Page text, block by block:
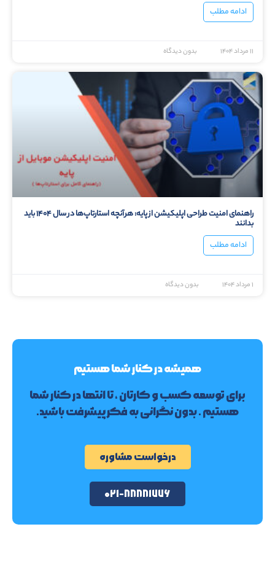
ادامه مطلب
۱۱ مرداد ۱۴۰۴ بدون دیدگاه
راهنمای امنیت طراحی اپلیکیشن از پایه: هرآنچه استارتاپ‌ها در سال ۱۴۰۴ باید
بدانند
ادامه مطلب
۱ مرداد ۱۴۰۴ بدون دیدگاه
همیشه در کنار شما هستیم
برای توسعه کسب و کارتان ، تا انتها در کنار شما
هستیم . بدون نگرانی به فکر پیشرفت باشید.
درخواست مشاوره
۰۲۱-۸۸۸۸۱۷۷۶